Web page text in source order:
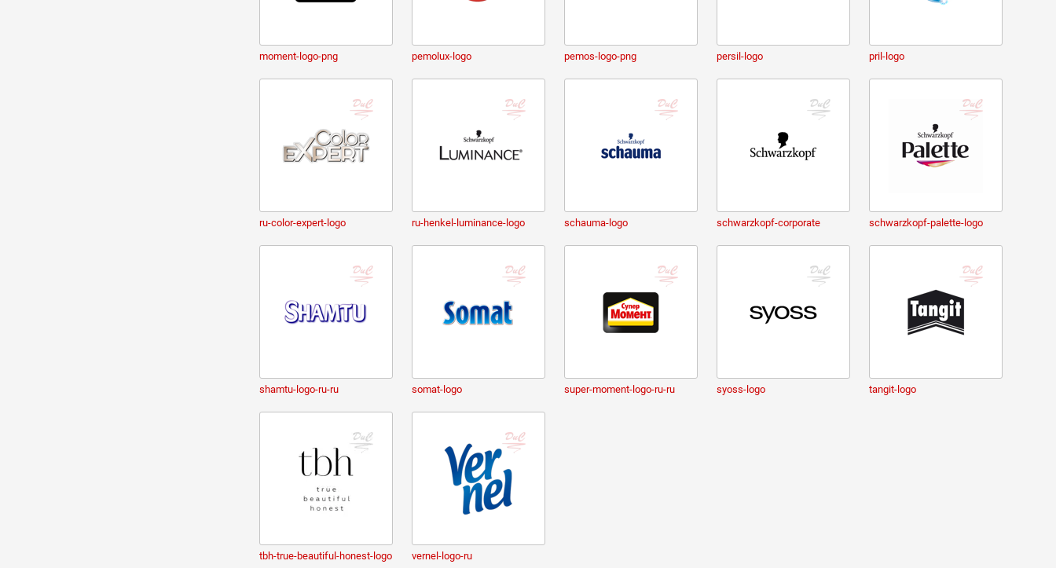
moment-logo-png pemolux-logo pemos-logo-png persil-logo pril-logo
ru-color-expert-logo ru-henkel-luminance-logo schauma-logo schwarzkopf-corporate schwarzkopf-palette-logo
shamtu-logo-ru-ru somat-logo super-moment-logo-ru-ru syoss-logo tangit-logo
tbh-true-beautiful-honest-logo vernel-logo-ru